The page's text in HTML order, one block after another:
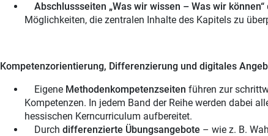
Abschlussseiten „Was wir wissen – Was wir können“
Möglichkeiten, die zentralen Inhalte des Kapitels zu
Kompetenzorientierung, Differenzierung und digitales
Eigene Methodenkompetenzseiten führen zur
Kompetenzen. In jedem Band der Reihe werden dabei
hessischen Kerncurriculum aufbereitet.
Durch differenzierte Übungsangebote – wie z. B.